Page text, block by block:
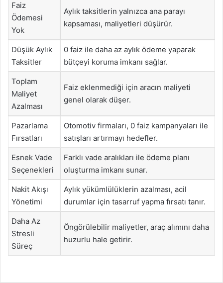
Faiz
Ödemesi
Yok
Aylık taksitlerin yalnızca ana parayı
kapsaması, maliyetleri düşürür.
Düşük Aylık
Taksitler
0 faiz ile daha az aylık ödeme yaparak
bütçeyi koruma imkanı sağlar.
Toplam
Maliyet
Azalması
Faiz eklenmediği için aracın maliyeti
genel olarak düşer.
Pazarlama
Fırsatları
Otomotiv firmaları, 0 faiz kampanyaları ile
satışları artırmayı hedefler.
Esnek Vade
Seçenekleri
Farklı vade aralıkları ile ödeme planı
oluşturma imkanı sunar.
Nakit Akışı
Yönetimi
Aylık yükümlülüklerin azalması, acil
durumlar için tasarruf yapma fırsatı tanır.
Daha Az
Stresli
Süreç
Öngörülebilir maliyetler, araç alımını daha
huzurlu hale getirir.